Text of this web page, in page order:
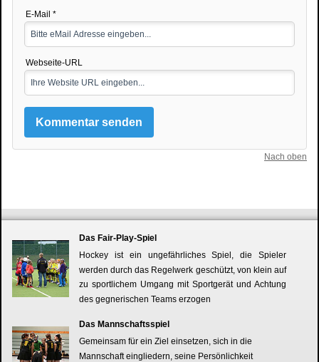
E-Mail *
Webseite-URL
Nach oben
Das Fair-Play-Spiel
Hockey ist ein ungefährliches Spiel, die Spieler
werden durch das Regelwerk geschützt, von klein auf
zu sportlichem Umgang mit Sportgerät und Achtung
des gegnerischen Teams erzogen
Das Mannschaftsspiel
Gemeinsam für ein Ziel einsetzen, sich in die
Mannschaft eingliedern, seine Persönlichkeit